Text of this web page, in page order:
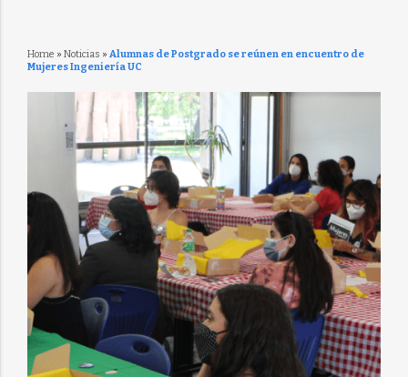
Home » Noticias » Alumnas de Postgrado se reúnen en encuentro de
Mujeres Ingeniería UC